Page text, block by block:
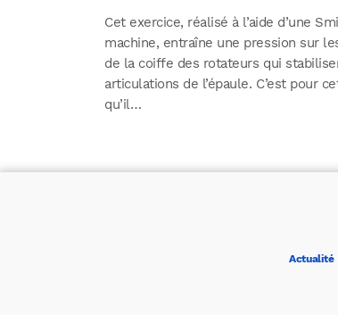
Cet exercice, réalisé à l’aide d’une
machine, entraîne une pression sur
de la coiffe des rotateurs qui
articulations de l’épaule. C’est pour
qu’il…
Actualité